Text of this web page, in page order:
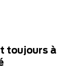
toujours à